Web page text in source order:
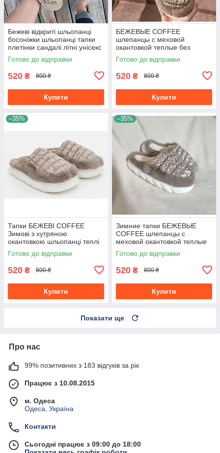
Бежеві відкриті шльопанці
босоніжки шльопанці тапки
плетінки сандалі літні унісекс
2023
Готово до відправки
520 ₴ 800 ₴
Купити
БЕЖЕВЫЕ COFFEE
шлепанцы с меховой
окантовкой теплые без
задника зимние тапочки
унисекс
Готово до відправки
520 ₴ 800 ₴
Купити
–35%
Тапки БЕЖЕВІ COFFEE
Зимові з хутряною
окантовкою шльопанці теплі
унісекс
Готово до відправки
520 ₴ 800 ₴
Купити
–35%
Зимние тапки БЕЖЕВЫЕ
COFFEE шлепанцы с
меховой окантовкой теплые
без задника унисекс
Готово до відправки
520 ₴ 800 ₴
Купити
Показати ще
Про нас
99% позитивних з 183 відгуків за рік
Працює з 10.08.2015
м. Одеса
Одеса, Україна
Контакти
Сьогодні працює з 09:00 до 18:00